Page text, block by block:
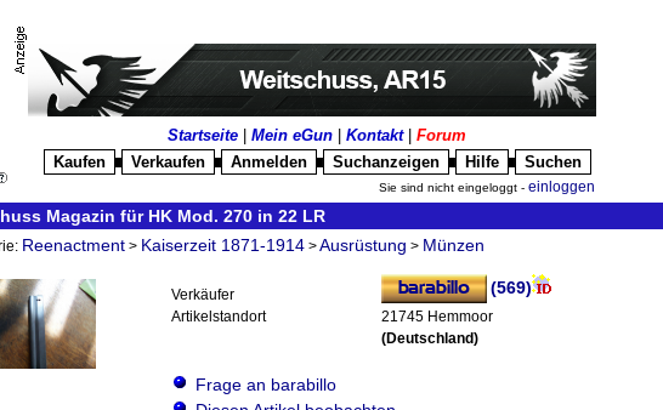
Startseite Mein eGun Kontakt| Forum
Kaufen
Verkaufen Anmelden Suchanzeigen Hilfe Suchen
Sie sind nicht eingeloggt - einloggen
Magazin für HK Mod. 270 in 22 LR
Reenactment > Kaiserzeit 1871-1914 >Ausrüstung > Münzen
Verkäufer (569)
Artikelstandort
21745 Hemmoor
(Deutschland)
Frage an barabillo